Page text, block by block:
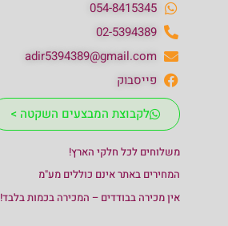
054-8415345
02-5394389
adir5394389@gmail.com
פייסבוק
לקבוצת המבצעים השקטה >
משלוחים לכל חלקי הארץ!
המחירים באתר אינם כוללים מע"מ
אין מכירה בבודדים – המכירה בכמות בלבד!